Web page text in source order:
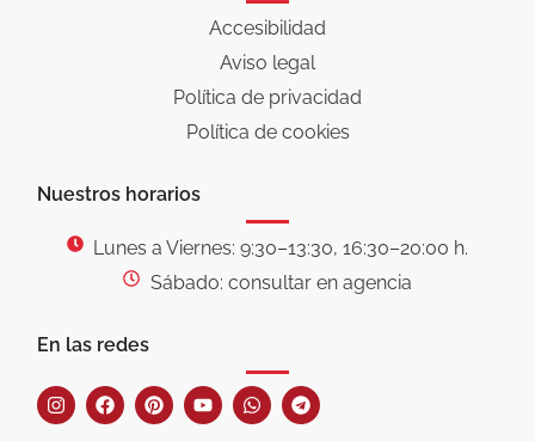
Accesibilidad
Aviso legal
Política de privacidad
Política de cookies
Nuestros horarios
Lunes a Viernes: 9:30–13:30, 16:30–20:00 h.
Sábado: consultar en agencia
En las redes
I
n
s
F
a
c
P
i
n
Y
o
u
W
h
a
T
e
l